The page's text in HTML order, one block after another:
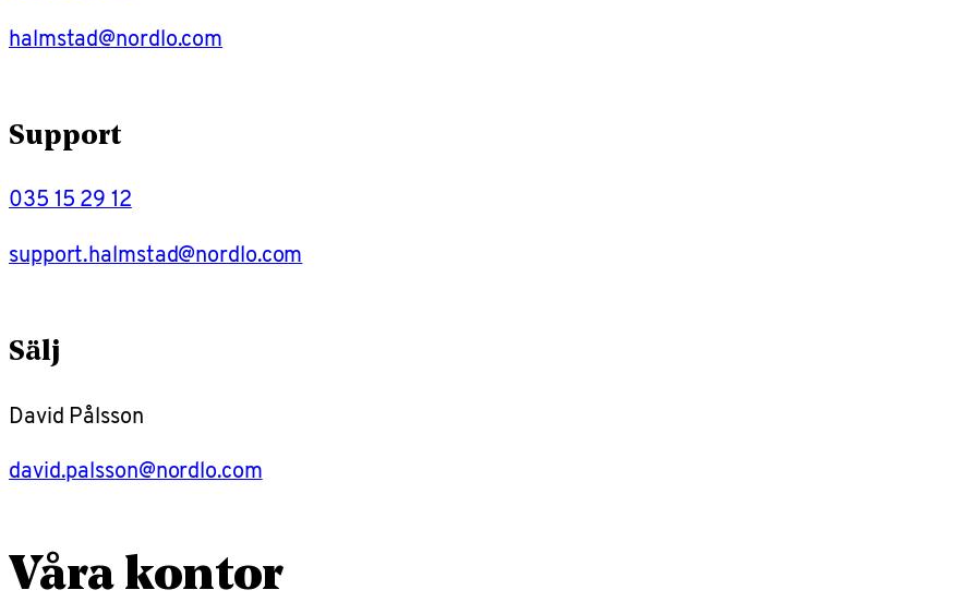
halmstad@nordlo.com
Support
035 15 29 12
support.halmstad@nordlo.com
Sälj
David Pålsson
david.palsson@nordlo.com
Våra kontor